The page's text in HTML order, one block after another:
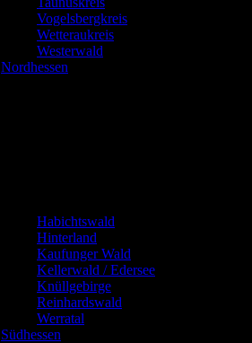
Vogelsbergkreis
Wetteraukreis
Westerwald
Nordhessen
Habichtswald
Hinterland
Kaufunger Wald
Kellerwald / Edersee
Knüllgebirge
Reinhardswald
Werratal
Südhessen